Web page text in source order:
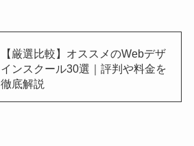
【厳選比較】オススメのWebデザ
インスクール30選｜評判や料金を
徹底解説